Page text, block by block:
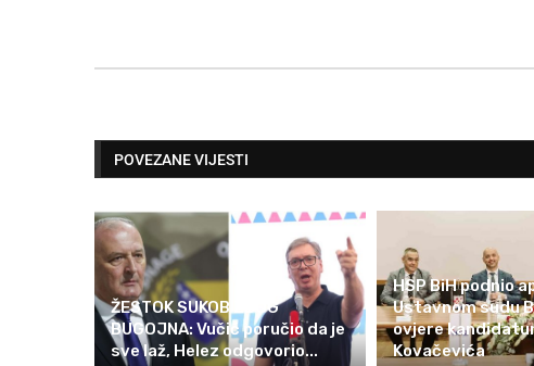
POVEZANE VIJESTI
ŽESTOK SUKOB ZBOG
BUGOJNA: Vučić poručio da je
sve laž, Helez odgovorio...
HSP BiH podnio
Ustavnom sudu
ovjere
Kovačevića